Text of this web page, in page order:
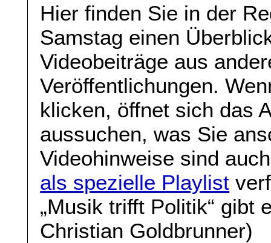
Hier finden Sie in der
Samstag einen
Videobeiträge aus
Veröffentlichungen.
klicken, öffnet sich das
aussuchen, was Sie
Videohinweise sind
als spezielle Playlist
„Musik trifft Politik“ gibt
Christian Goldbrunner)